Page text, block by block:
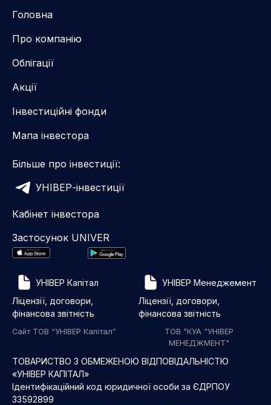
Головна
Про компанію
Облігації
Акції
Інвестиційні фонди
Мапа інвестора
Більше про інвестиції:
УНІВЕР-інвестиції
Кабінет інвестора
Застосунок UNIVER
УНІВЕР Капітал
Ліцензії, договори,
фінансова звітність
Сайт ТОВ “УНІВЕР Капітал”
УНІВЕР Менеджемент
Ліцензії, договори,
фінансова звітність
ТОВ "КУА "УНІВЕР
МЕНЕДЖМЕНТ"
ТОВАРИСТВО З ОБМЕЖЕНОЮ ВІДПОВІДАЛЬНІСТЮ
«УНІВЕР КАПІТАЛ»
Ідентифікаційний код юридичної особи за ЄДРПОУ
33592899